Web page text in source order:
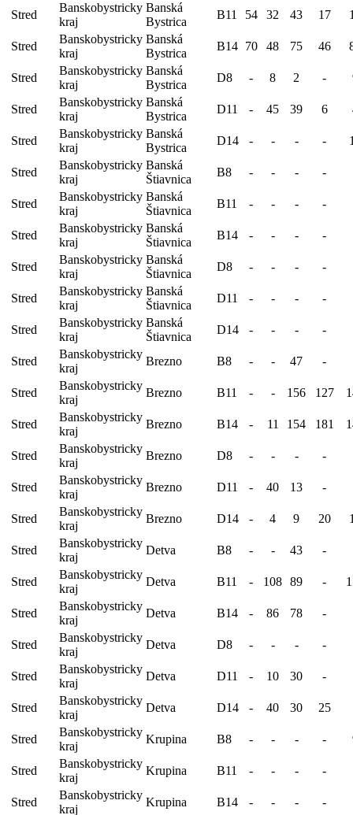
Stred
Banskobystricky
kraj
Banská
Bystrica
B11 54 32 43 17
Stred
Banskobystricky
kraj
Banská
Bystrica
B14 70 48 75 46
Stred
Banskobystricky
kraj
Banská
Bystrica
D8 - 8 2 -
Stred
Banskobystricky
kraj
Banská
Bystrica
D11 - 45 39 6
Stred
Banskobystricky
kraj
Banská
Bystrica
D14 - - - -
Stred
Banskobystricky
kraj
Banská
Štiavnica
B8 - - - -
Stred
Banskobystricky
kraj
Banská
Štiavnica
B11 - - - -
Stred
Banskobystricky
kraj
Banská
Štiavnica
B14 - - - -
Stred
Banskobystricky
kraj
Banská
Štiavnica
D8 - - - -
Stred
Banskobystricky
kraj
Banská
Štiavnica
D11 - - - -
Stred
Banskobystricky
kraj
Banská
Štiavnica
D14 - - - -
Stred
Banskobystricky
kraj
Brezno B8 - - 47 -
Stred
Banskobystricky
kraj
Brezno B11 - - 156 127
Stred
Banskobystricky
kraj
Brezno B14 - 11 154 181
Stred
Banskobystricky
kraj
Brezno D8 - - - -
Stred
Banskobystricky
kraj
Brezno D11 - 40 13 -
Stred
Banskobystricky
kraj
Brezno D14 - 4 9 20
Stred
Banskobystricky
kraj
Detva B8 - - 43 -
Stred
Banskobystricky
kraj
Detva B11 - 108 89 -
Stred
Banskobystricky
kraj
Detva B14 - 86 78 -
Stred
Banskobystricky
kraj
Detva D8 - - - -
Stred
Banskobystricky
kraj
Detva D11 - 10 30 -
Stred
Banskobystricky
kraj
Detva D14 - 40 30 25
Stred
Banskobystricky
kraj
Krupina B8 - - - -
Stred
Banskobystricky
kraj
Krupina B11 - - - -
Stred
Banskobystricky
kraj
Krupina B14 - - - -